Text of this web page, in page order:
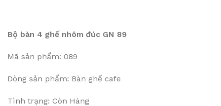
Bộ bàn 4 ghế nhôm đúc GN 89
Mã sản phẩm: 089
Dòng sản phẩm: Bàn ghế cafe
Tình trạng: Còn Hàng